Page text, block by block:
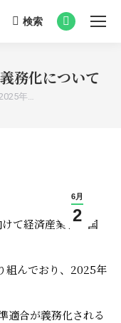
Search:
検索
Facebook
in
務化について
年…
6月
2
て経済産業省・国
組んでおり、2025年
適合が義務化される